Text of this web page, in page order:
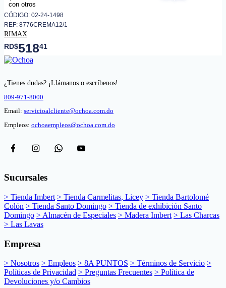
CÓDIGO: 02-24-1498
REF: 8776CREMA12/1
RIMAX
RD$51841
¿Tienes dudas? ¡Llámanos o escríbenos!
809-971-8000
Email: servicioalcliente@ochoa.com.do
Empleos: ochoaempleos@ochoa.com.do
Sucursales
> Tienda Imbert > Tienda Carmelitas, Licey > Tienda Bartolomé
Colón > Tienda Santo Domingo > Tienda de exhibición Santo
Domingo > Almacén de Especiales > Madera Imbert > Las Charcas
> Las Lavas
Empresa
> Nosotros > Empleos > 8A PUNTOS > Términos de Servicio >
Políticas de Privacidad > Preguntas Frecuentes > Política de
Devoluciones y/o Cambios